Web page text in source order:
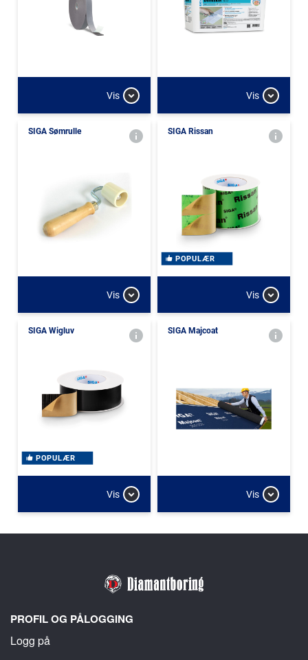
Vis Vis
SIGA Sømrulle
Vis
SIGA Rissan
POPULÆR
Vis
SIGA Wigluv
POPULÆR
Vis
SIGA Majcoat
Vis
PROFIL OG PÅLOGGING
Logg på